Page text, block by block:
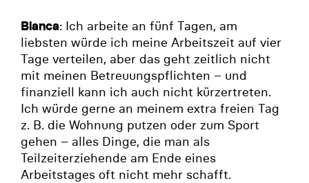
Bianca: Ich arbeite an fünf Tagen, am
liebsten würde ich meine Arbeitszeit auf vier
Tage verteilen, aber das geht zeitlich nicht
mit meinen Betreuungspflichten – und
finanziell kann ich auch nicht kürzertreten.
Ich würde gerne an meinem extra freien Tag
z. B. die Wohnung putzen oder zum Sport
gehen – alles Dinge, die man als
Teilzeiterziehende am Ende eines
Arbeitstages oft nicht mehr schafft.